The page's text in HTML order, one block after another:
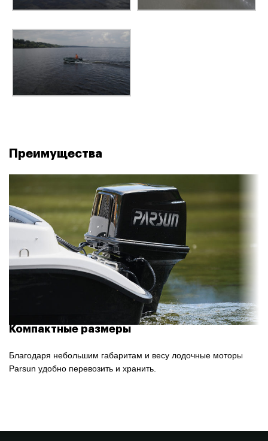
Преимущества
Компактные размеры
Благодаря небольшим габаритам и весу лодочные моторы
Parsun удобно перевозить и хранить.